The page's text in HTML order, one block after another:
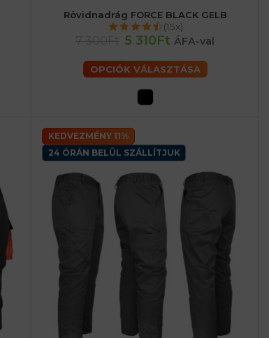
46 (S) férfiaké 48 (M) férfiaké
52 (L) férfiaké
60 (2XL) férfiaké
Rövidnadrág FORCE BLACK GELB
(15x)
5 310Ft ÁFA-val
OPCIÓK VÁLASZTÁSA
KEDVEZMÉNY 11%
24 ÓRÁN BELÜL SZÁLLÍTJUK